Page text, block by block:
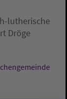
lutherische
Dröge